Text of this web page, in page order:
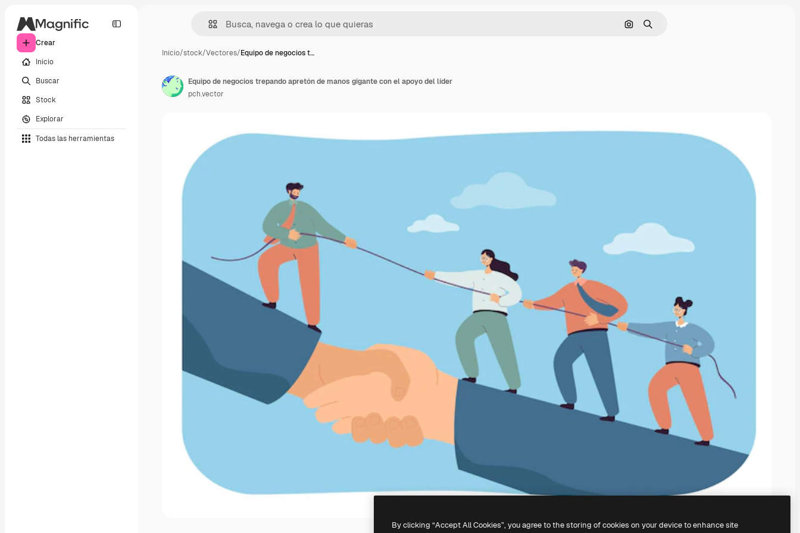
Crear
Inicio
Buscar
Stock
Explorar
Todas las herramientas
Buscar por imagen
Buscar
Inicio/stock/Vectores/Equipo de negocios t…
Equipo de negocios trepando apretón de manos gigante con el apoyo del líder
pch.vector
By clicking “Accept All Cookies”, you agree to the storing of cookies on your device to enhance site